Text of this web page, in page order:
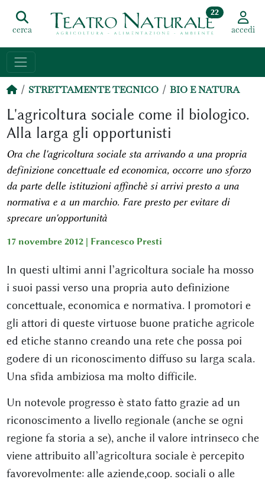
cerca
22
accedi
STRETTAMENTE TECNICO BIO E NATURA
L'agricoltura sociale come il biologico.
Alla larga gli opportunisti
Ora che l'agricoltura sociale sta arrivando a una propria
definizione concettuale ed economica, occorre uno sforzo
da parte delle istituzioni affinchè si arrivi presto a una
normativa e a un marchio. Fare presto per evitare di
sprecare un'opportunità
17 novembre 2012 | Francesco Presti
In questi ultimi anni l’agricoltura sociale ha mosso
i suoi passi verso una propria auto definizione
concettuale, economica e normativa. I promotori e
gli attori di queste virtuose buone pratiche agricole
ed etiche stanno creando una rete che possa poi
godere di un riconoscimento diffuso su larga scala.
Una sfida ambiziosa ma molto difficile.
Un notevole progresso è stato fatto grazie ad un
riconoscimento a livello regionale (anche se ogni
regione fa storia a se), anche il valore intrinseco che
viene attribuito all’agricoltura sociale è percepito
favorevolmente: alle aziende,coop. sociali o alle